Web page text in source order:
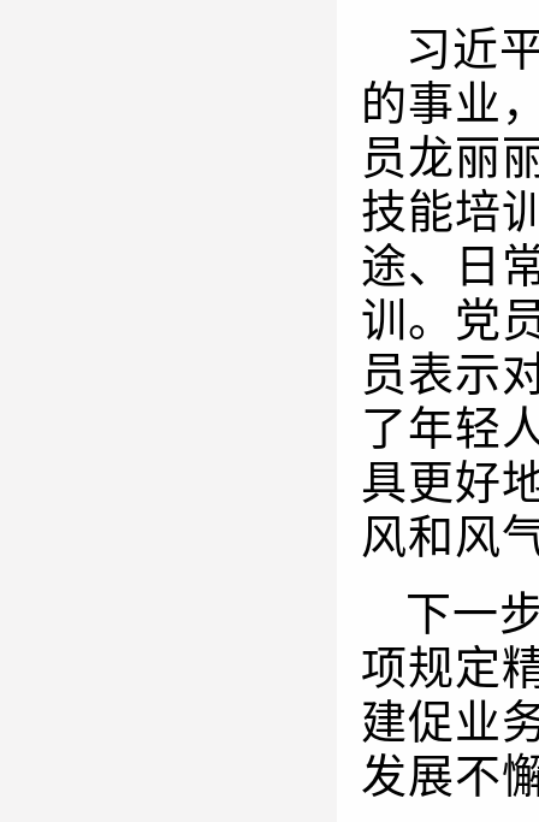
习近
的事业
员龙丽
技能培
途、日
训。党
员表示
了年轻
具更好
风和风
下一
项规定
建促业
发展不